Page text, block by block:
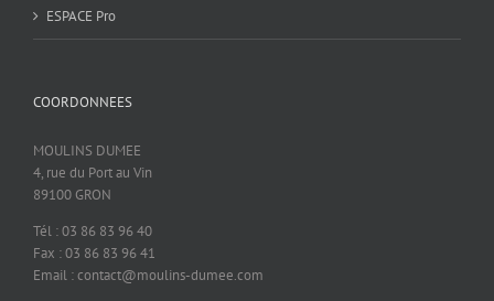
ESPACE Pro
COORDONNEES
MOULINS DUMEE
4, rue du Port au Vin
89100 GRON
Tél : 03 86 83 96 40
Fax : 03 86 83 96 41
Email : contact@moulins-dumee.com